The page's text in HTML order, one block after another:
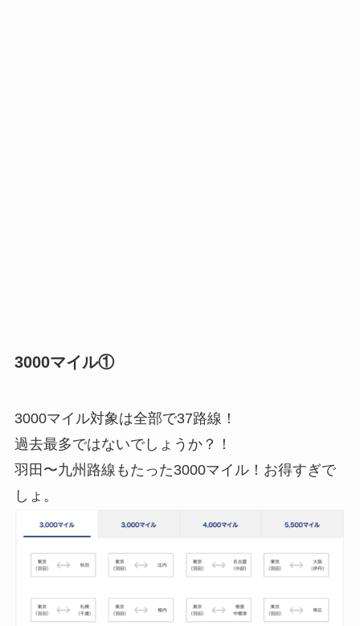
3000マイル①
3000マイル対象は全部で37路線！
過去最多ではないでしょうか？！
羽田〜九州路線もたった3000マイル！お得すぎで
しょ。